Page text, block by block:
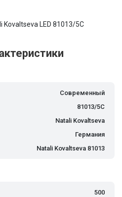
Kovaltseva LED 81013/5C
Современный
81013/5C
Natali Kovaltseva
Германия
Natali Kovaltseva 81013
500